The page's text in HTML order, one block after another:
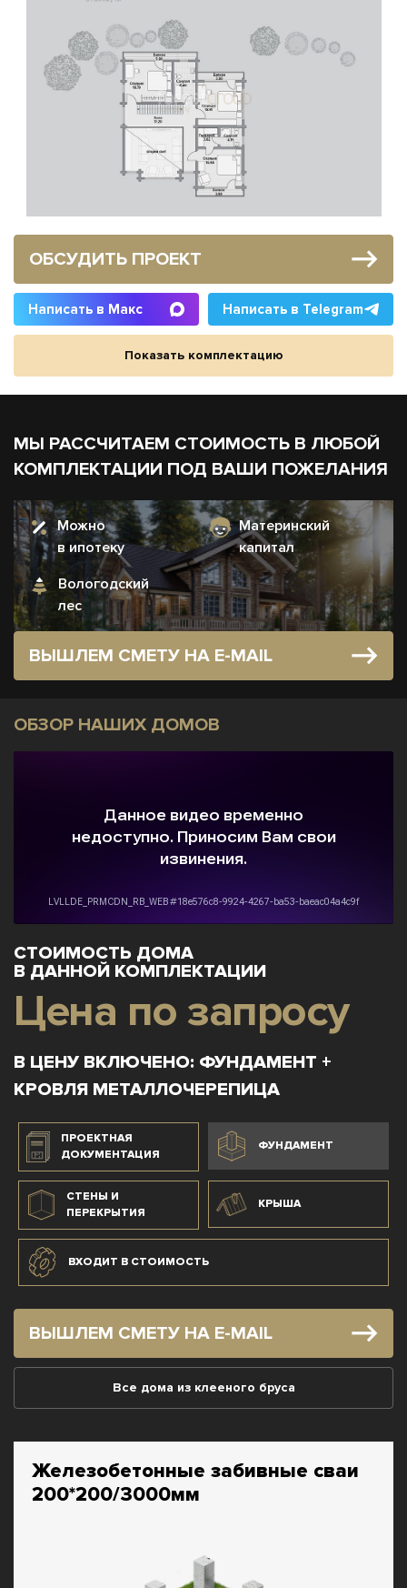
ОБСУДИТЬ ПРОЕКТ
Написать в Макс Написать в Telegram
Показать комплектацию
МЫ РАССЧИТАЕМ СТОИМОСТЬ В ЛЮБОЙ
КОМПЛЕКТАЦИИ ПОД ВАШИ ПОЖЕЛАНИЯ
Можно
в ипотеку
Материнский
капитал
Вологодский
лес
ВЫШЛЕМ СМЕТУ НА E-MAIL
ОБЗОР НАШИХ ДОМОВ
СТОИМОСТЬ ДОМА
В ДАННОЙ КОМПЛЕКТАЦИИ
Цена по запросу
В ЦЕНУ ВКЛЮЧЕНО: ФУНДАМЕНТ +
КРОВЛЯ МЕТАЛЛОЧЕРЕПИЦА
ПРОЕКТНАЯ
ДОКУМЕНТАЦИЯ
ФУНДАМЕНТ
СТЕНЫ И
ПЕРЕКРЫТИЯ
КРЫША
ВХОДИТ В СТОИМОСТЬ
ВЫШЛЕМ СМЕТУ НА E-MAIL
Все дома из клееного бруса
Железобетонные забивные сваи
200*200/3000мм